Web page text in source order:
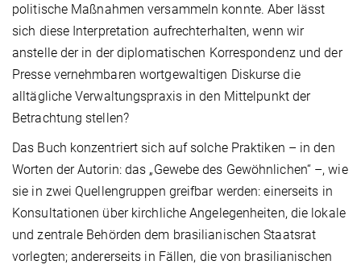
politische Maßnahmen versammeln konnte. Aber lässt
sich diese Interpretation aufrechterhalten, wenn wir
anstelle der in der diplomatischen Korrespondenz und der
Presse vernehmbaren wortgewaltigen Diskurse die
alltägliche Verwaltungspraxis in den Mittelpunkt der
Betrachtung stellen?
Das Buch konzentriert sich auf solche Praktiken – in den
Worten der Autorin: das „Gewebe des Gewöhnlichen“ –, wie
sie in zwei Quellengruppen greifbar werden: einerseits in
Konsultationen über kirchliche Angelegenheiten, die lokale
und zentrale Behörden dem brasilianischen Staatsrat
vorlegten; andererseits in Fällen, die von brasilianischen